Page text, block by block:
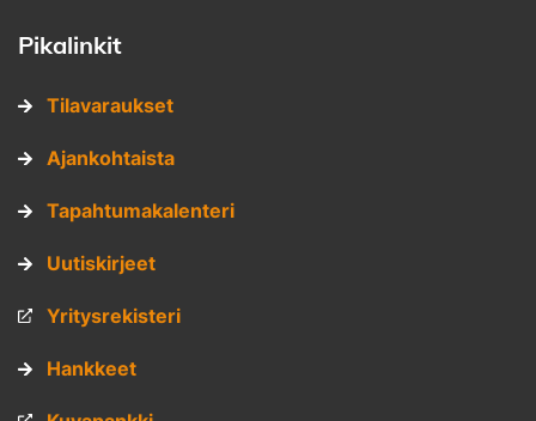
Pikalinkit
Tilavaraukset
Ajankohtaista
Tapahtumakalenteri
Uutiskirjeet
Yritysrekisteri
Hankkeet